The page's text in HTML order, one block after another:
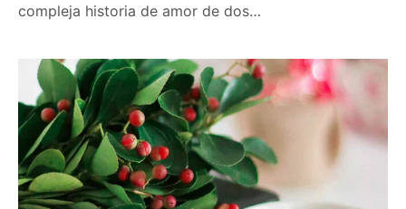
compleja historia de amor de dos…